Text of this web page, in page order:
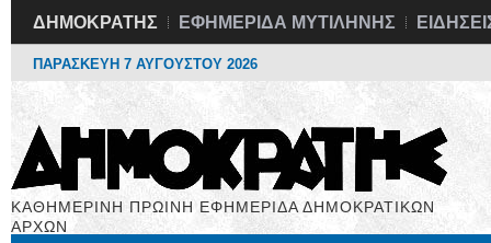
ΔΗΜΟΚΡΑΤΗΣ ΕΦΗΜΕΡΙΔΑ ΜΥΤΙΛΗΝΗΣ
ΠΑΡΑΣΚΕΥΗ 7 ΑΥΓΟΥΣΤΟΥ 2026
ΚΑΘΗΜΕΡΙΝΗ ΠΡΩΙΝΗ ΕΦΗΜΕΡΙΔΑ ΔΗΜΟΚΡΑΤΙΚΩΝ
ΑΡΧΩΝ